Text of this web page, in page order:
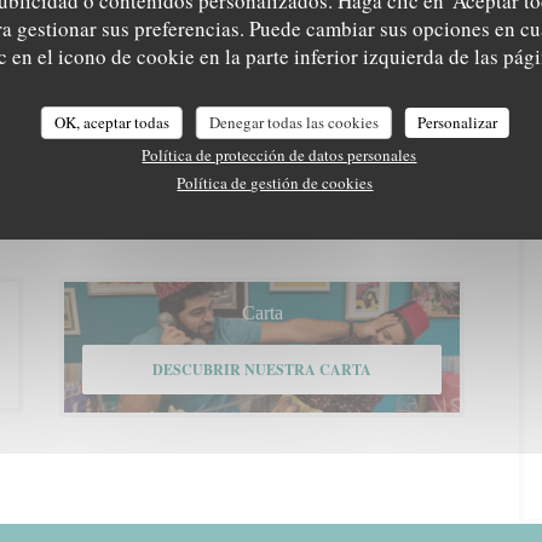
gestionar sus preferencias. Puede cambiar sus opciones en
en el icono de cookie en la parte inferior izquierda de las
OK, aceptar todas Denegar todas las cookies
Personalizar
Política de protección de datos personales
Política de gestión de cookies
recibir comunicaciones comerciales inscribiéndose en la Lista Robinson:listarobinson.es.
Carta
DESCUBRIR NUESTRA CARTA